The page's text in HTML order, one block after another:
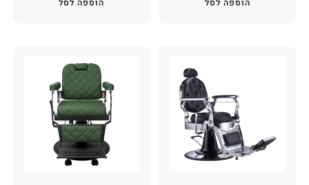
הוספה לסל הוספה לסל